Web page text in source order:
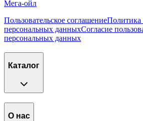
Мега-ойл
Пользовательское соглашениеПолитика
персональных данныхСогласие
персональных данных
Каталог
О нас